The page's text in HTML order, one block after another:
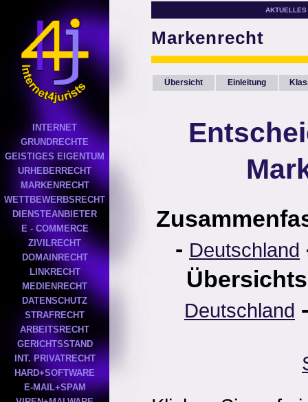
INTERNET
GRUNDRECHTE
GEISTIGES EIGENTUM
URHEBERRECHT
MARKENRECHT
WETTBEWERBSRECHT
DIENSTEANBIETER
E - COMMERCE
ZIVILRECHT
DOMAINRECHT
LINKRECHT
MEDIENRECHT
DATENSCHUTZ
STRAFRECHT
ARBEITSRECHT
GERICHTSSTAND
INT. PRIVATRECHT
HARD+SOFTWARE
E-MAIL+SPAM
AKTUELLES
Markenrecht
Übersicht Einleitung
- Deutschland
Deutschland